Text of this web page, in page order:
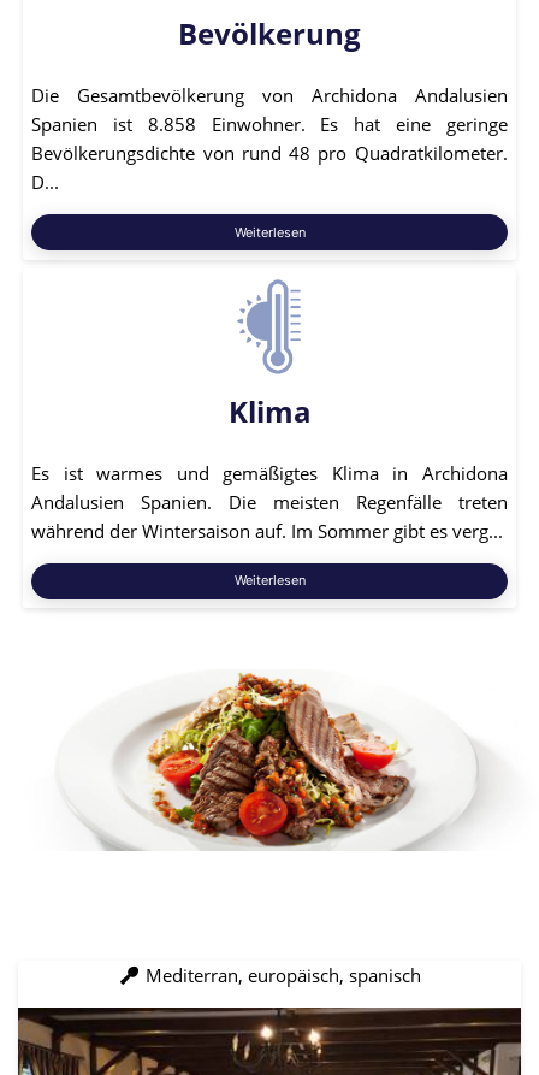
Bevölkerung
Die Gesamtbevölkerung von Archidona Andalusien
Spanien ist 8.858 Einwohner. Es hat eine geringe
Bevölkerungsdichte von rund 48 pro Quadratkilometer.
D...
Weiterlesen
Klima
Es ist warmes und gemäßigtes Klima in Archidona
Andalusien Spanien. Die meisten Regenfälle treten
während der Wintersaison auf. Im Sommer gibt es verg...
Weiterlesen
Mediterran, europäisch, spanisch